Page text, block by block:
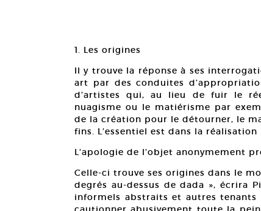
1. Les origines
Il y trouve la réponse à ses
art par des conduites
d’artistes qui, au lieu de fuir le
nuagisme ou le matiérisme par
de la création pour le détourner, le
fins. L’essentiel est dans la
L’apologie de l’objet anonymement
Celle-ci trouve ses origines dans le
degrés au-dessus de dada », écrira
informels abstraits et autres